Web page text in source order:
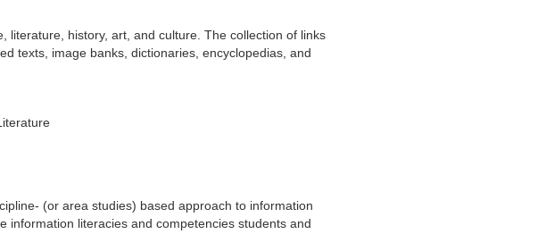
literature, history, art, and culture. The collection of links
texts, image banks, dictionaries, encyclopedias, and
(or area studies) based approach to information
information literacies and competencies students and